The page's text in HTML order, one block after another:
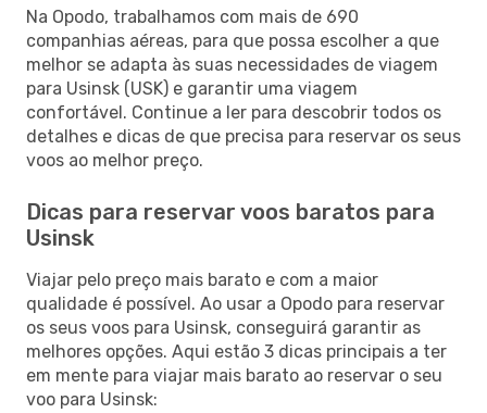
Na Opodo, trabalhamos com mais de 690
companhias aéreas, para que possa escolher a que
melhor se adapta às suas necessidades de viagem
para Usinsk (USK) e garantir uma viagem
confortável. Continue a ler para descobrir todos os
detalhes e dicas de que precisa para reservar os seus
voos ao melhor preço.
Dicas para reservar voos baratos para
Usinsk
Viajar pelo preço mais barato e com a maior
qualidade é possível. Ao usar a Opodo para reservar
os seus voos para Usinsk, conseguirá garantir as
melhores opções. Aqui estão 3 dicas principais a ter
em mente para viajar mais barato ao reservar o seu
voo para Usinsk: